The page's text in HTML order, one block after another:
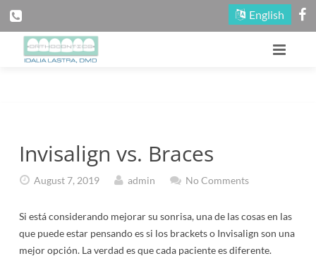
English
Acerca De Nuestros Doctores
Conozca A Nuestro Equipo
Mapas Y Direcciones
Visite Nuestra Oficina
Información Del Paciente
Primera Consulta
Razones Para Tratamiento
Información De Pago
Tratamientos
Tratamiento Para Niños
Tratamiento Para Adultos
Zonas De Diverción
Concursos
Contáctenos
Invisalign vs. Braces
August 7, 2019 admin No Comments
Si está considerando mejorar su sonrisa, una de las cosas en las
que puede estar pensando es si los brackets o Invisalign son una
mejor opción. La verdad es que cada paciente es diferente.